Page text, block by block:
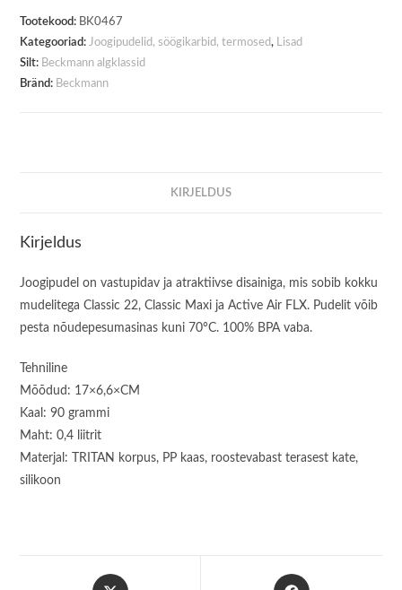
Tootekood: BK0467
Kategooriad:Joogipudelid, söögikarbid, termosed, Lisad
Silt: Beckmann algklassid
Bränd: Beckmann
KIRJELDUS
Kirjeldus
Joogipudel on vastupidav ja atraktiivse disainiga, mis sobib kokku
mudelitega Classic 22, Classic Maxi ja Active Air FLX. Pudelit võib
pesta nõudepesumasinas kuni 70°C. 100% BPA vaba.
Tehniline
Mõõdud: 17×6,6×CM
Kaal: 90 grammi
Maht: 0,4 liitrit
Materjal: TRITAN korpus, PP kaas, roostevabast terasest kate,
silikoon
Opens
Opens